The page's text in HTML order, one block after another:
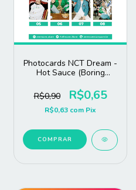
Photocards NCT Dream -
Hot Sauce (Boring
R$0,90
R$0,65
R$0,63 com Pix
COMPRAR